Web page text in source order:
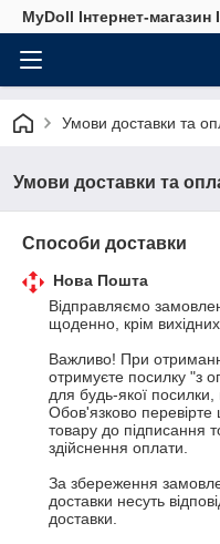
MyDoll Інтернет-магазин
Умови доставки та
Умови доставки та
Способи доставки
Нова Пошта
Відправляємо
щоденно, крім вихідних.
Важливо! При
отримуєте посилку "з
для будь-якої посилки,
Обов'язково перевірте
товару до підписання
здійснення оплати.
За збереження
доставки несуть
доставки.